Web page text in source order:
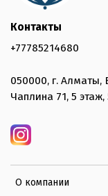
О компании
Контакты
+77785214680
050000, г. Алматы,
Чаплина 71, 5